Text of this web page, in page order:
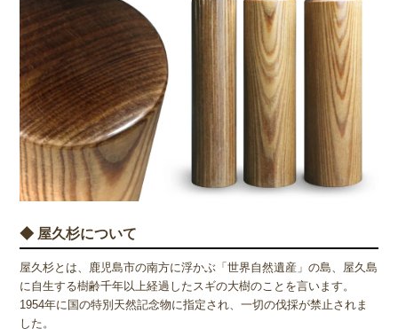
◆ 屋久杉について
屋久杉とは、鹿児島市の南方に浮かぶ「世界自然遺産」の島、屋久島
に自生する樹齢千年以上経過したスギの大樹のことを言います。
1954年に国の特別天然記念物に指定され、一切の伐採が禁止されま
した。